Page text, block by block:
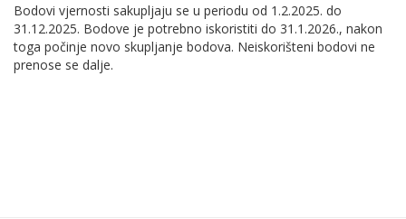
Bodovi vjernosti sakupljaju se u periodu od 1.2.2025. do
31.12.2025. Bodove je potrebno iskoristiti do 31.1.2026., nakon
toga počinje novo skupljanje bodova. Neiskorišteni bodovi ne
prenose se dalje.